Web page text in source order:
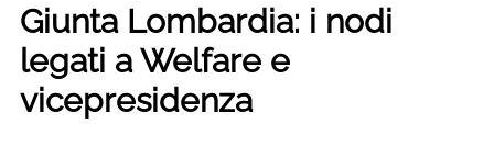
Giunta Lombardia: i nodi
legati a Welfare e
vicepresidenza